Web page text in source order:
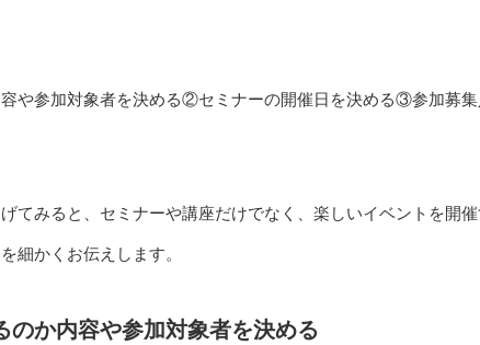
や参加対象者を決める②セミナーの開催日を決める③参加募
てみると、セミナーや講座だけでなく、楽しいイベントを開
細かくお伝えします。
か内容や参加対象者を決める